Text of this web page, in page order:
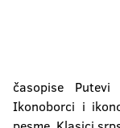
časopise
Ikonoborci i